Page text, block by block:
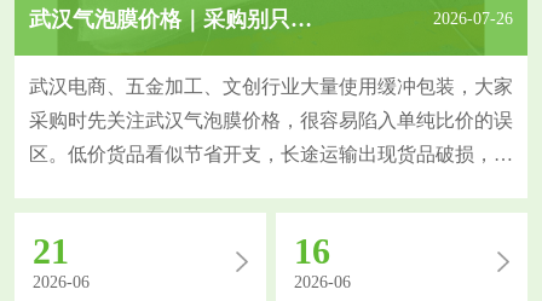
武汉气泡膜价格｜采购别只比价，这几个指标更关键 2026-07-26
武汉电商、五金加工、文创行业大量使用缓冲包装，大家
采购时先关注武汉气泡膜价格，很容易陷入单纯比价的误
区。低价货品看似节省开支，长途运输出现货品破损，反
韧性强、抗穿刺，挤压后不易瘪泡；回收料薄膜偏脆，短
途尚可，长途物流缓冲效果大打折扣。同样的报价，膜克
21
2026-06
16
2026-06